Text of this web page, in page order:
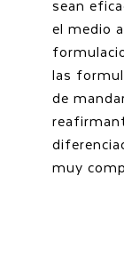
sean
el medio
las
de
muy